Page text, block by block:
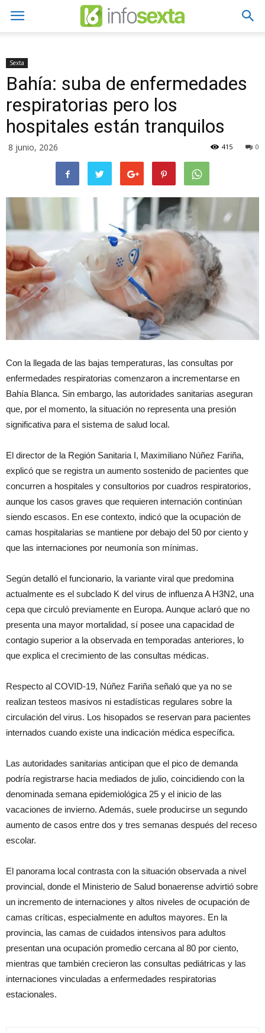
Sexta
Bahía: suba de enfermedades
respiratorias pero los
hospitales están tranquilos
8 junio, 2026 0
415
Con la llegada de las bajas temperaturas, las consultas por
enfermedades respiratorias comenzaron a incrementarse en
Bahía Blanca. Sin embargo, las autoridades sanitarias aseguran
que, por el momento, la situación no representa una presión
significativa para el sistema de salud local.
El director de la Región Sanitaria I, Maximiliano Núñez Fariña,
explicó que se registra un aumento sostenido de pacientes que
concurren a hospitales y consultorios por cuadros respiratorios,
aunque los casos graves que requieren internación continúan
siendo escasos. En ese contexto, indicó que la ocupación de
camas hospitalarias se mantiene por debajo del 50 por ciento y
que las internaciones por neumonía son mínimas.
Según detalló el funcionario, la variante viral que predomina
actualmente es el subclado K del virus de influenza A H3N2, una
cepa que circuló previamente en Europa. Aunque aclaró que no
presenta una mayor mortalidad, sí posee una capacidad de
contagio superior a la observada en temporadas anteriores, lo
que explica el crecimiento de las consultas médicas.
Respecto al COVID-19, Núñez Fariña señaló que ya no se
realizan testeos masivos ni estadísticas regulares sobre la
circulación del virus. Los hisopados se reservan para pacientes
internados cuando existe una indicación médica específica.
Las autoridades sanitarias anticipan que el pico de demanda
podría registrarse hacia mediados de julio, coincidiendo con la
denominada semana epidemiológica 25 y el inicio de las
vacaciones de invierno. Además, suele producirse un segundo
aumento de casos entre dos y tres semanas después del receso
escolar.
El panorama local contrasta con la situación observada a nivel
provincial, donde el Ministerio de Salud bonaerense advirtió sobre
un incremento de internaciones y altos niveles de ocupación de
camas críticas, especialmente en adultos mayores. En la
provincia, las camas de cuidados intensivos para adultos
presentan una ocupación promedio cercana al 80 por ciento,
mientras que también crecieron las consultas pediátricas y las
internaciones vinculadas a enfermedades respiratorias
estacionales.